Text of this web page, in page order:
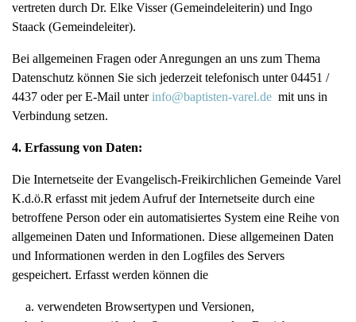
vertreten durch Dr. Elke Visser (Gemeindeleiterin) und Ingo
Staack (Gemeindeleiter).
Bei allgemeinen Fragen oder Anregungen an uns zum Thema
Datenschutz können Sie sich jederzeit telefonisch unter 04451 /
4437 oder per E-Mail unterinfo@baptisten-varel.de mit uns in
Verbindung setzen.
4. Erfassung von Daten:
Die Internetseite der Evangelisch-Freikirchlichen Gemeinde Varel
K.d.ö.R erfasst mit jedem Aufruf der Internetseite durch eine
betroffene Person oder ein automatisiertes System eine Reihe von
allgemeinen Daten und Informationen. Diese allgemeinen Daten
und Informationen werden in den Logfiles des Servers
gespeichert. Erfasst werden können die
verwendeten Browsertypen und Versionen,